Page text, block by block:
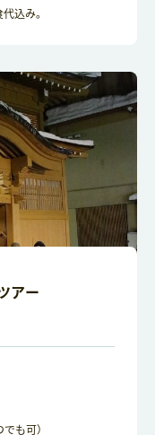
込み。
アー
も可）